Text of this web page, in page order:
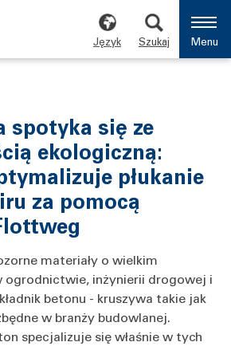
Język Szukaj Menu
spotyka się ze
ekologiczną:
płukanie
za pomocą
materiały o wielkim
ogrodnictwie, inżynierii drogowej i
betonu - kruszywa takie jak
w branży budowlanej.
specjalizuje się właśnie w tych